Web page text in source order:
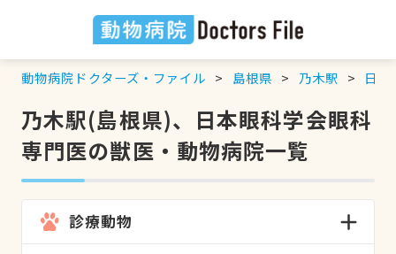
動物病院ドクターズ・ファイル 島根県 乃木駅 日本
乃木駅(島根県)、日本眼科学会眼科
専門医の獣医・動物病院一覧
診療動物